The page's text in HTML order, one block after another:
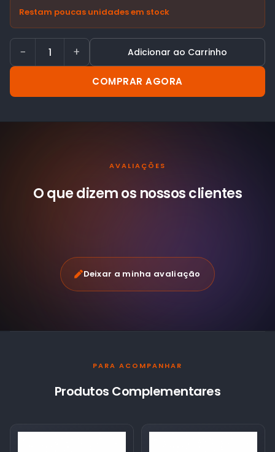
Restam poucas unidades em stock
− + Adicionar ao Carrinho
COMPRAR AGORA
AVALIAÇÕES
O que dizem os nossosclientes
Deixar a minha avaliação
PARA ACOMPANHAR
Produtos Complementares